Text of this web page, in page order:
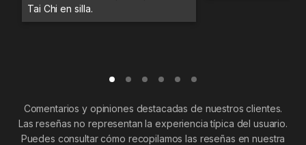
Tai Chi en silla.
Comentarios y opiniones destacadas de nuestros clientes.
Las reseñas no representan la experiencia típica del usuario.
Puedes consultar cómo recopilamos las reseñas en nuestra